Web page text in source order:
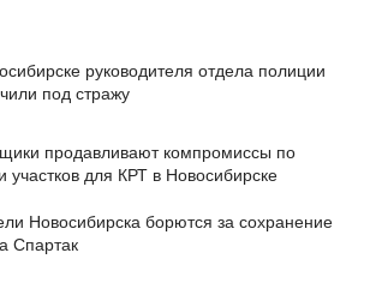
руководителя отдела полиции
под стражу
продавливают компромиссы по
участков для КРТ в Новосибирске
Новосибирска борются за сохранение
Спартак